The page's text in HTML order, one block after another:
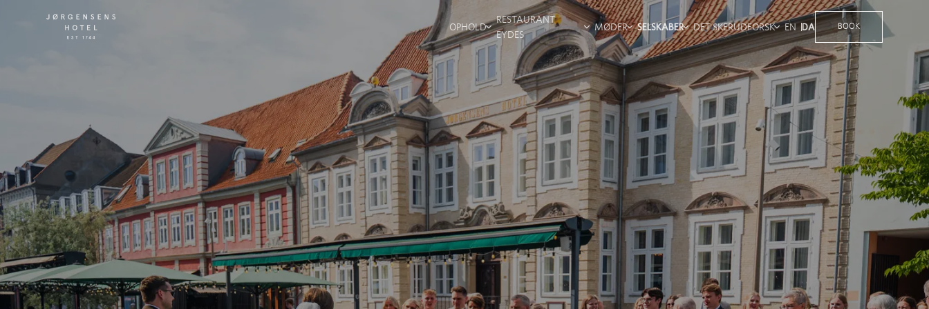
OPHOLD
OPHOLDSTYPER
AKTIVITETER
UNDER DIT
OPHOLD
SE VORES VÆRELSER
RESTAURANT
EYDES
TERRASSEN
VINBAREN
MØDER
MØDEPAKKER
FACILITETER
SELSKABER
SELSKABSPAKKER
BRYLLUP
FEST
DET SKERUDFORSK
HISTORIE
KONTAKT OS
GALLERI
GAVEKORT
KARRIERE
EN DA BOOK